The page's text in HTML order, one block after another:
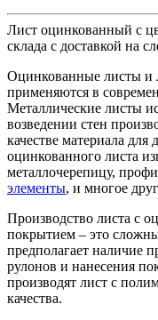
Лист оцинкованный с
склада с доставкой на
Оцинкованные листы и
применяются в
Металлические листы
возведении стен
качестве материала
оцинкованного листа
металлочерепицу,
элементы, и многое
Производство листа с
покрытием – это
предполагает наличие
рулонов и нанесения
производят лист с
качества.